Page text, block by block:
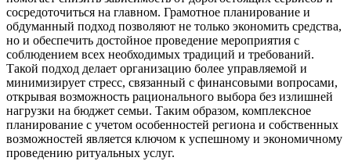
сосредоточиться на главном. Грамотное планирование и
обдуманный подход позволяют не только экономить средства,
но и обеспечить достойное проведение мероприятия с
соблюдением всех необходимых традиций и требований.
Такой подход делает организацию более управляемой и
минимизирует стресс, связанный с финансовыми вопросами,
открывая возможность рационального выбора без излишней
нагрузки на бюджет семьи. Таким образом, комплексное
планирование с учетом особенностей региона и собственных
возможностей является ключом к успешному и экономичному
проведению ритуальных услуг.